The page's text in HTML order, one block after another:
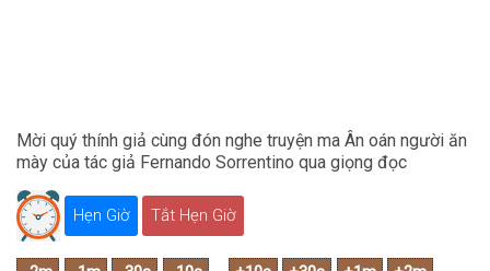
Mời quý thính giả cùng đón nghe truyện ma Ân oán người ăn
mày của tác giả Fernando Sorrentino qua giọng đọc
Hẹn Giờ Tắt Hẹn Giờ